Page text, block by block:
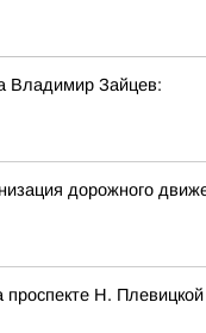
Владимир Зайцев:
дорожного
Н.